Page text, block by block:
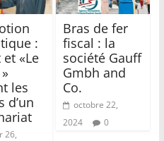
:
et «Le
les
d’un
26,
Bras de fer
fiscal : la
société Gauff
Gmbh and
Co.
octobre 22,
2024
0